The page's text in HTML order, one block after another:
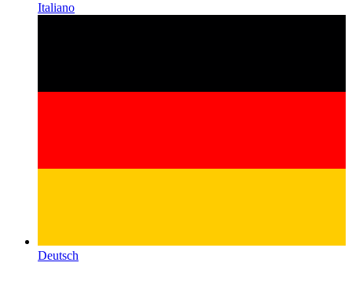
Italiano
Deutsch